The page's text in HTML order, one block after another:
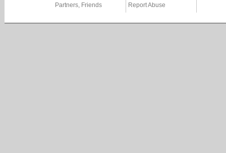
Partners, Friends
Report Abuse